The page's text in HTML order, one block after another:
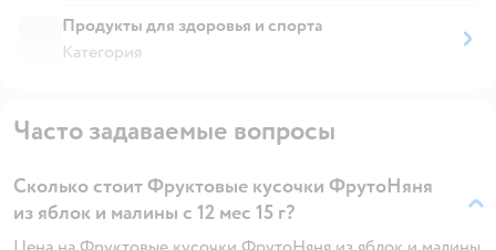
Продукты для здоровья и спорта
Категория
Часто задаваемые вопросы
Сколько стоит Фруктовые кусочки ФрутоНяня
из яблок и малины с 12 мес 15 г?